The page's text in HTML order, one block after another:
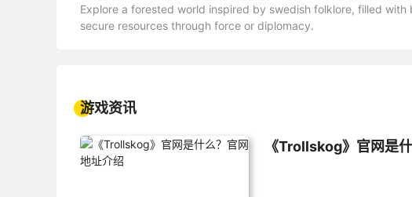
Explore a forested world inspired by swedish folklore, filled
secure resources through force or diplomacy.
游戏资讯
《Trollskog》官网是